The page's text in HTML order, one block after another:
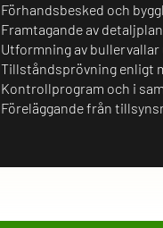
Förhandsbesked och
Framtagande av
Utformning av bullervallar
Tillståndsprövning enligt
Kontrollprogram och i
Föreläggande från